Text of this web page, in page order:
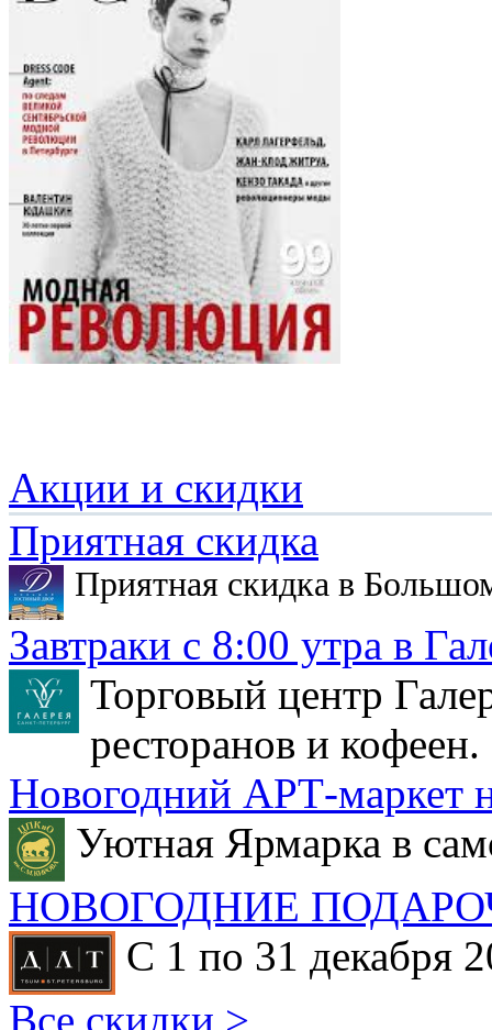
Акции и скидки
Приятная скидка
Приятная скидка в
Завтраки с 8:00 утра в
Торговый центр
ресторанов и кофеен.
Новогодний АРТ-маркет
Уютная Ярмарка в
НОВОГОДНИЕ
С 1 по 31 декабря
Все скидки >